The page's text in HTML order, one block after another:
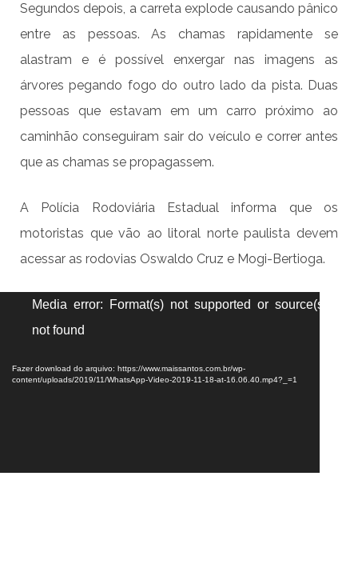
Segundos depois, a carreta explode causando pânico
entre as pessoas. As chamas rapidamente se
alastram e é possível enxergar nas imagens as
árvores pegando fogo do outro lado da pista. Duas
pessoas que estavam em um carro próximo ao
caminhão conseguiram sair do veículo e correr antes
que as chamas se propagassem.
A Polícia Rodoviária Estadual informa que os
motoristas que vão ao litoral norte paulista devem
acessar as rodovias Oswaldo Cruz e Mogi-Bertioga.
TocadorMedia error: Format(s) not supported or source(s)
not found
Fazer download do arquivo: https://www.maissantos.com.br/wp-
content/uploads/2019/11/WhatsApp-Video-2019-11-18-at-16.06.40.mp4?_=1